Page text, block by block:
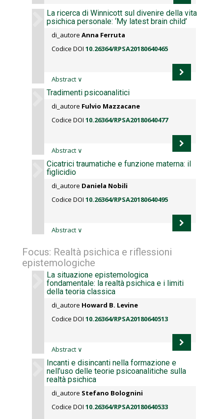
La ricerca di Winnicott sul divenire della vita
psichica personale: ‘My latest brain child’
di_autore Anna Ferruta
Codice DOI 10.26364/RPSA20180640465
Abstract ∨
Tradimenti psicoanalitici
di_autore Fulvio Mazzacane
Codice DOI 10.26364/RPSA20180640477
Abstract ∨
Cicatrici traumatiche e funzione materna: il
figlicidio
di_autore Daniela Nobili
Codice DOI 10.26364/RPSA20180640495
Abstract ∨
Focus: Realtà psichica e riflessioni
epistemologiche
La situazione epistemologica
fondamentale: la realtà psichica e i limiti
della teoria classica
di_autore Howard B. Levine
Codice DOI 10.26364/RPSA20180640513
Abstract ∨
Incanti e disincanti nella formazione e
nell’uso delle teorie psicoanalitiche sulla
realtà psichica
di_autore Stefano Bolognini
Codice DOI 10.26364/RPSA20180640533